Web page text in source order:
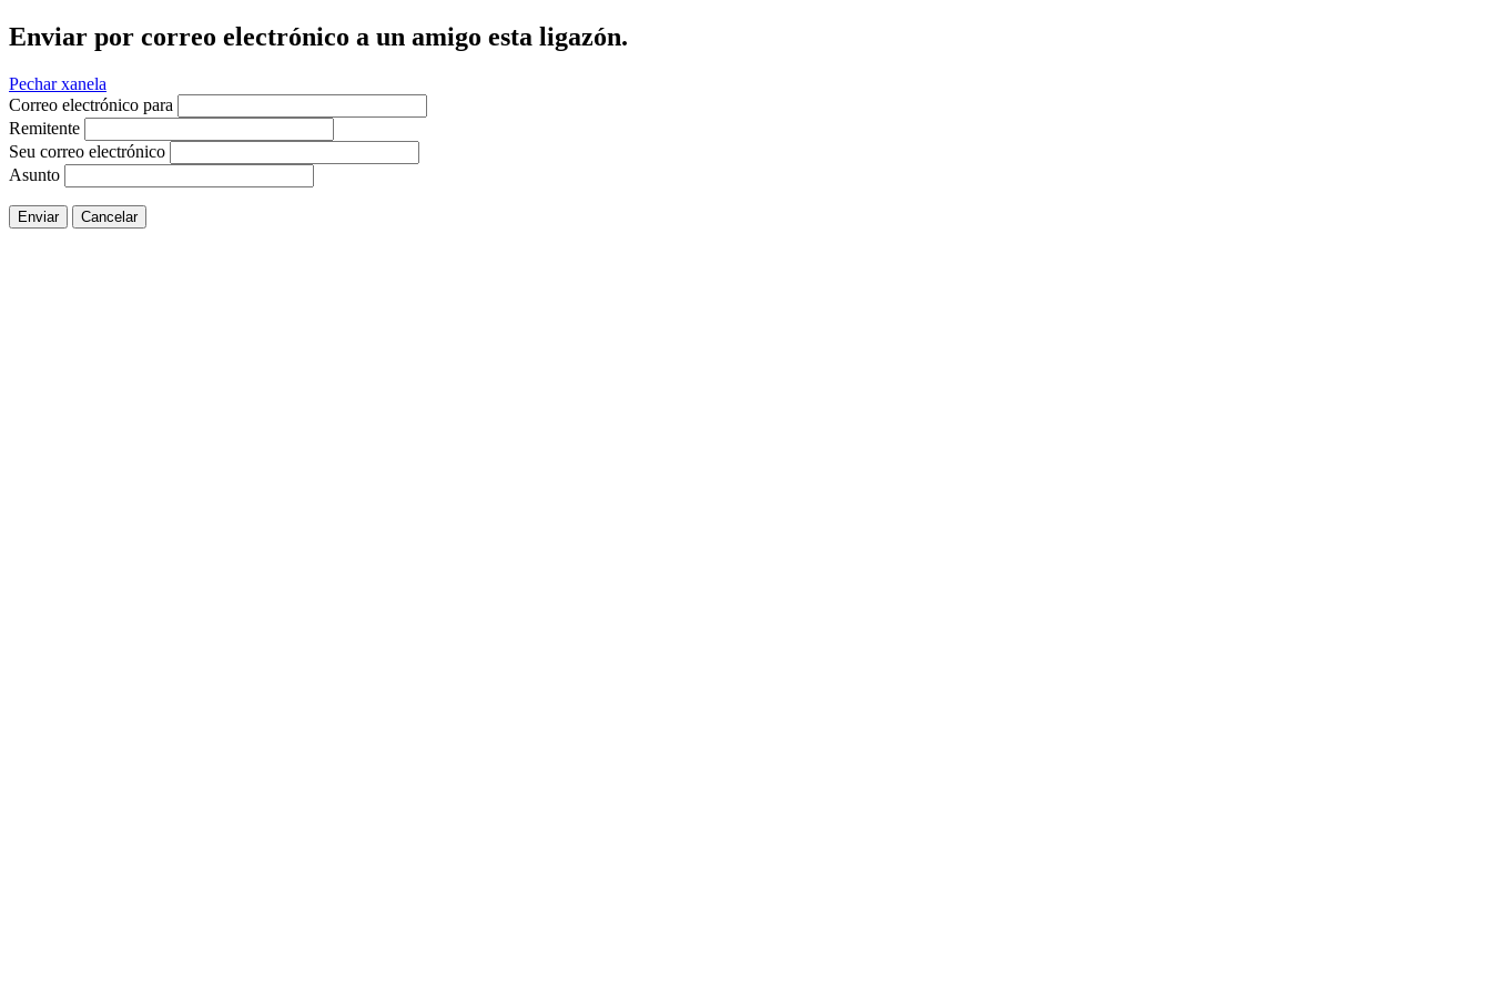
Enviar por correo electrónico a un amigo esta ligazón.
Pechar xanela
Correo electrónico para
Remitente
Seu correo electrónico
Asunto
Enviar Cancelar